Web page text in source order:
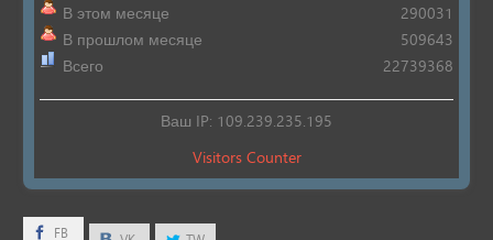
В этом месяце
В прошлом месяце
Всего
290031
509643
22739368
Ваш IP: 109.239.235.195
Visitors Counter
FB